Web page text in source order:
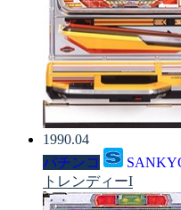
1990.04
パチンコ
トレンディーI